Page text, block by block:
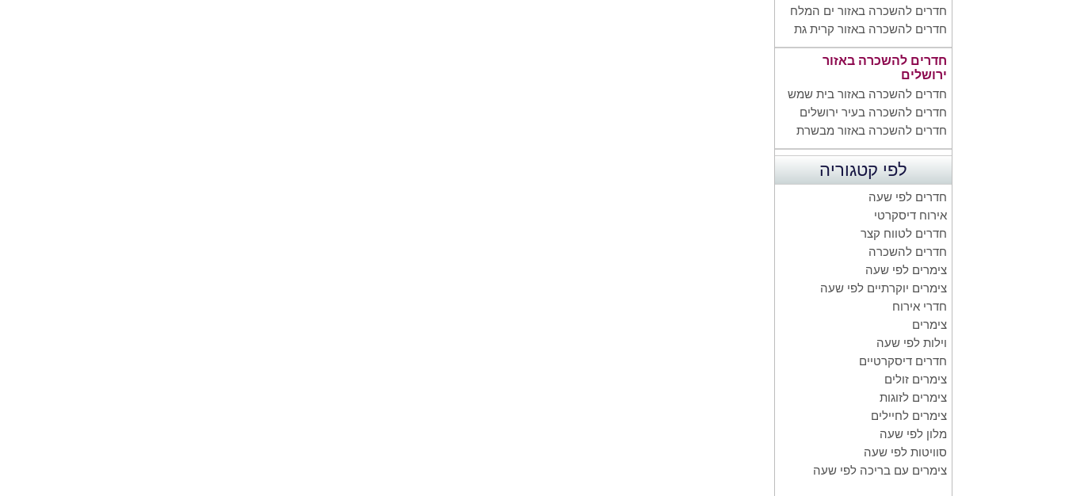
חדרים להשכרה באזור ים המלח
חדרים להשכרה באזור קרית גת
חדרים להשכרה באזור
ירושלים
חדרים להשכרה באזור בית שמש
חדרים להשכרה בעיר ירושלים
חדרים להשכרה באזור מבשרת
לפי קטגוריה
חדרים לפי שעה
אירוח דיסקרטי
חדרים לטווח קצר
חדרים להשכרה
צימרים לפי שעה
צימרים יוקרתיים לפי שעה
חדרי אירוח
צימרים
וילות לפי שעה
חדרים דיסקרטיים
צימרים זולים
צימרים לזוגות
צימרים לחיילים
מלון לפי שעה
סוויטות לפי שעה
צימרים עם בריכה לפי שעה